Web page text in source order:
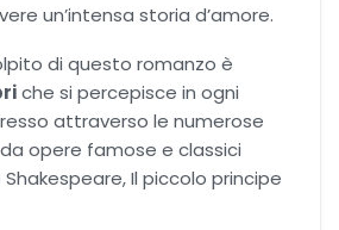
romance
romance
Romance
un’intensa storia d’amore.
di questo romanzo è
che si percepisce in ogni
attraverso le numerose
opere famose e classici
Il piccolo principe